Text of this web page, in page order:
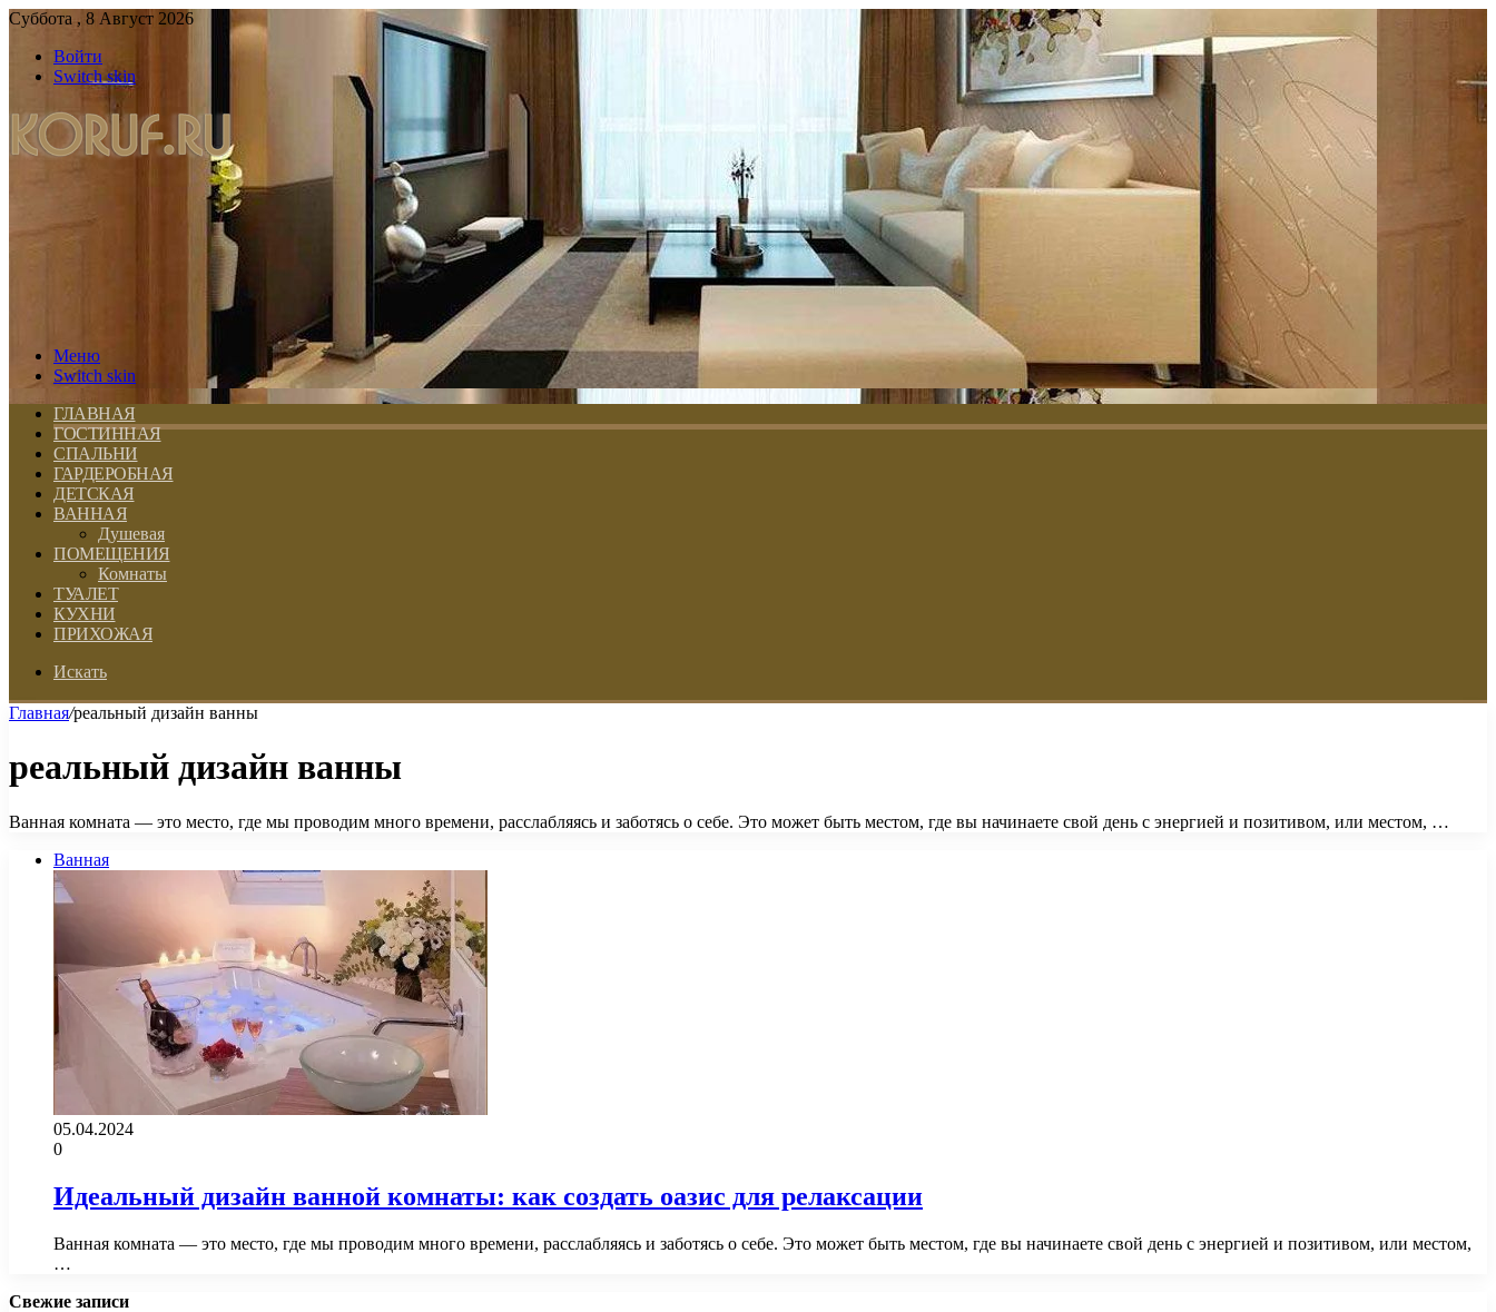
Суббота , 8 Август 2026
Войти
Switch skin
Меню
Switch skin
ГЛАВНАЯ
ГОСТИННАЯ
СПАЛЬНИ
ГАРДЕРОБНАЯ
ДЕТСКАЯ
ВАННАЯ
Душевая
ПОМЕЩЕНИЯ
Комнаты
ТУАЛЕТ
КУХНИ
ПРИХОЖАЯ
Искать
Главная/реальный дизайн ванны
реальный дизайн ванны
Ванная комната — это место, где мы проводим много времени, расслабляясь и заботясь о себе. Это может быть местом, где вы начинаете свой день с энергией и позитивом, или местом, …
Ванная
05.04.2024
0
Идеальный дизайн ванной комнаты: как создать оазис для релаксации
Ванная комната — это место, где мы проводим много времени, расслабляясь и заботясь о себе. Это может быть местом, где вы начинаете свой день с энергией и позитивом, или местом,
…
Свежие записи